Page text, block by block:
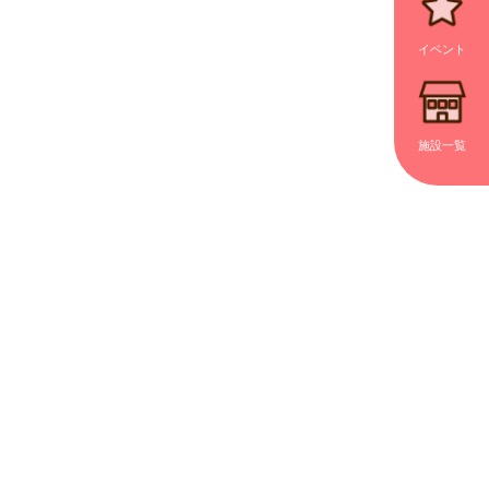
イベント
施設一覧